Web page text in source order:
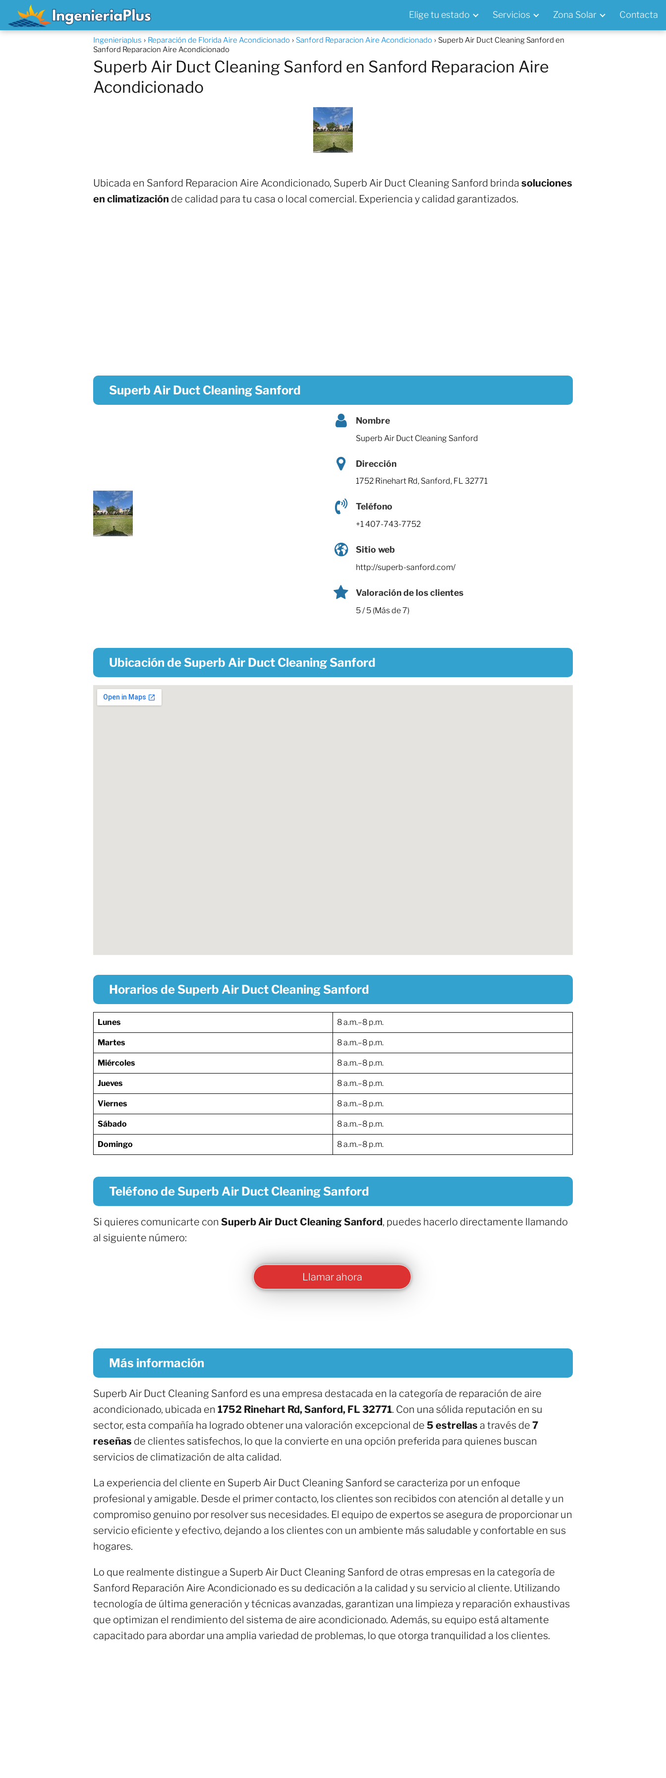
Elige tu estado Servicios Zona Solar Contacta
Ingenieriaplus Reparación de Florida Aire Acondicionado Sanford Reparacion Aire Acondicionado
Superb Air Duct Cleaning Sanford en
Sanford Reparacion Aire Acondicionado
Superb Air Duct Cleaning Sanford en Sanford Reparacion Aire
Acondicionado
Ubicada en Sanford Reparacion Aire Acondicionado, Superb Air Duct Cleaning Sanford brinda soluciones
en climatización de calidad para tu casa o local comercial. Experiencia y calidad garantizados.
Superb Air Duct Cleaning Sanford
Nombre
Superb Air Duct Cleaning Sanford
Dirección
1752 Rinehart Rd, Sanford, FL 32771
Teléfono
+1 407-743-7752
Sitio web
http://superb-sanford.com/
Valoración de los clientes
5 / 5 (Más de 7)
Ubicación de Superb Air Duct Cleaning Sanford
Horarios de Superb Air Duct Cleaning Sanford
Lunes 8 a.m.–8 p.m.
Martes 8 a.m.–8 p.m.
Miércoles 8 a.m.–8 p.m.
Jueves 8 a.m.–8 p.m.
Viernes 8 a.m.–8 p.m.
Sábado 8 a.m.–8 p.m.
Domingo 8 a.m.–8 p.m.
Teléfono de Superb Air Duct Cleaning Sanford
Si quieres comunicarte con Superb Air Duct Cleaning Sanford, puedes hacerlo directamente llamando
al siguiente número:
Llamar ahora
Más información
Superb Air Duct Cleaning Sanford es una empresa destacada en la categoría de reparación de aire
acondicionado, ubicada en 1752 Rinehart Rd, Sanford, FL 32771. Con una sólida reputación en su
sector, esta compañía ha logrado obtener una valoración excepcional de 5 estrellas a través de 7
reseñas de clientes satisfechos, lo que la convierte en una opción preferida para quienes buscan
servicios de climatización de alta calidad.
La experiencia del cliente en Superb Air Duct Cleaning Sanford se caracteriza por un enfoque
profesional y amigable. Desde el primer contacto, los clientes son recibidos con atención al detalle y un
compromiso genuino por resolver sus necesidades. El equipo de expertos se asegura de proporcionar un
servicio eficiente y efectivo, dejando a los clientes con un ambiente más saludable y confortable en sus
hogares.
Lo que realmente distingue a Superb Air Duct Cleaning Sanford de otras empresas en la categoría de
Sanford Reparación Aire Acondicionado es su dedicación a la calidad y su servicio al cliente. Utilizando
tecnología de última generación y técnicas avanzadas, garantizan una limpieza y reparación exhaustivas
que optimizan el rendimiento del sistema de aire acondicionado. Además, su equipo está altamente
capacitado para abordar una amplia variedad de problemas, lo que otorga tranquilidad a los clientes.